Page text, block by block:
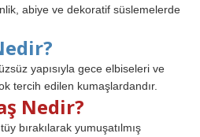
abiye ve dekoratif süslemelerde
yapısıyla gece elbiseleri ve
tercih edilen kumaşlardandır.
Nedir?
bırakılarak yumuşatılmış